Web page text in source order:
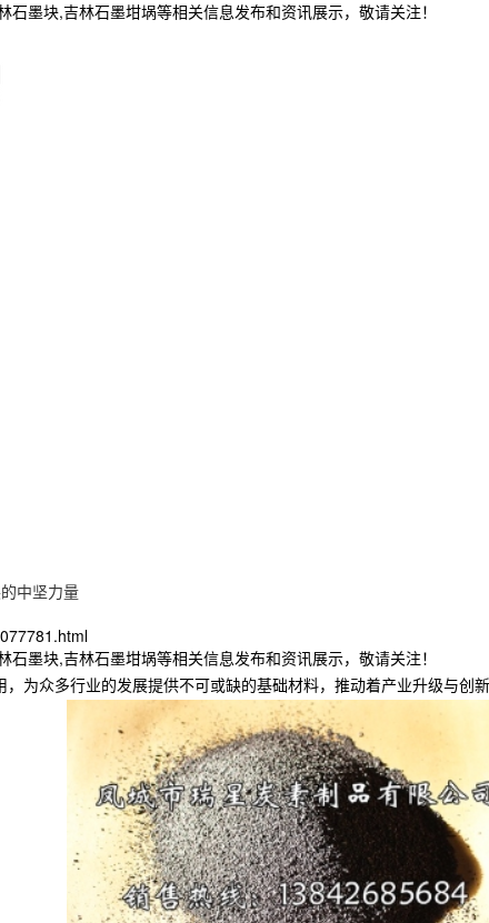
石墨块,吉林石墨坩埚等相关信息发布和资讯展示，敬请关注！
中坚力量
石墨块,吉林石墨坩埚等相关信息发布和资讯展示，敬请关注！
为众多行业的发展提供不可或缺的基础材料，推动着产业升级与创新